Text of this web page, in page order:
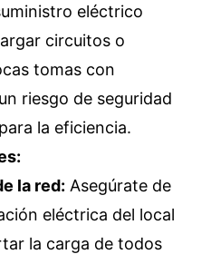
eléctrico
circuitos o
tomas con
riesgo de seguridad
la eficiencia.
la red: Asegúrate de
eléctrica del local
la carga de todos